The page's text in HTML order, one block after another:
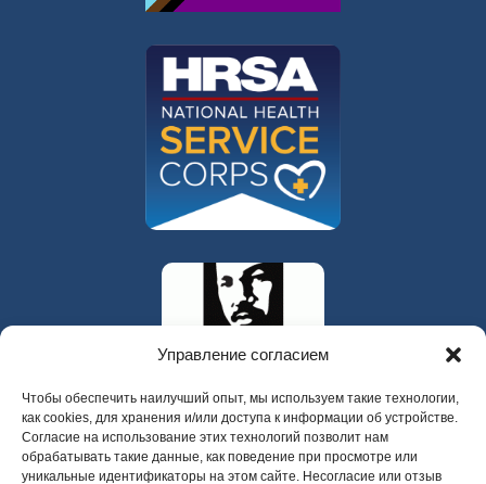
Управление согласием
Чтобы обеспечить наилучший опыт, мы используем такие технологии,
как cookies, для хранения и/или доступа к информации об устройстве.
Согласие на использование этих технологий позволит нам
обрабатывать такие данные, как поведение при просмотре или
уникальные идентификаторы на этом сайте. Несогласие или отзыв